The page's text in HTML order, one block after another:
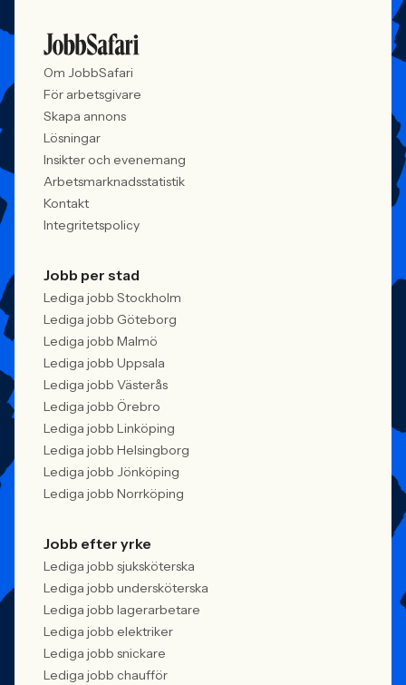
Om JobbSafari
För arbetsgivare
Skapa annons
Lösningar
Insikter och evenemang
Arbetsmarknadsstatistik
Kontakt
Integritetspolicy
Jobb per stad
Lediga jobb Stockholm
Lediga jobb Göteborg
Lediga jobb Malmö
Lediga jobb Uppsala
Lediga jobb Västerås
Lediga jobb Örebro
Lediga jobb Linköping
Lediga jobb Helsingborg
Lediga jobb Jönköping
Lediga jobb Norrköping
Jobb efter yrke
Lediga jobb sjuksköterska
Lediga jobb undersköterska
Lediga jobb lagerarbetare
Lediga jobb elektriker
Lediga jobb snickare
Lediga jobb chaufför